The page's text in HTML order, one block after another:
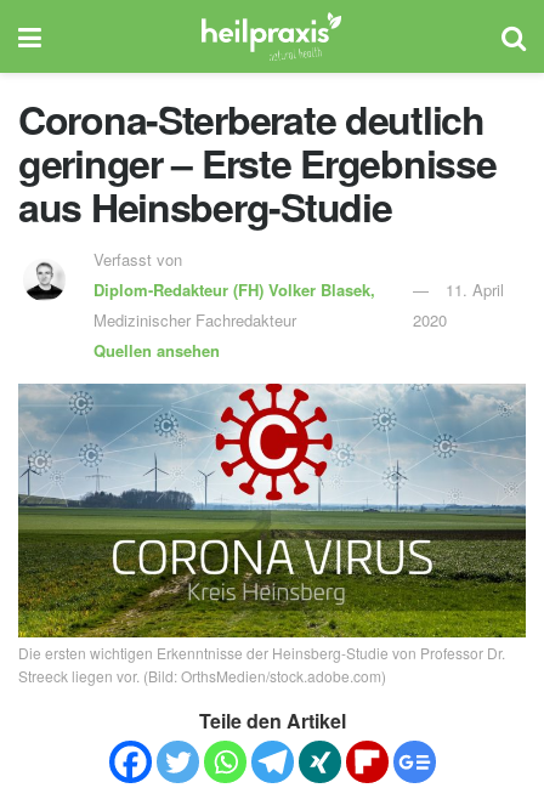
Corona-Sterberate deutlich
geringer – Erste Ergebnisse
aus Heinsberg-Studie
Verfasst von
Diplom-Redakteur (FH) Volker Blasek,
Medizinischer Fachredakteur
Quellen ansehen
11. April
2020
Die ersten wichtigen Erkenntnisse der Heinsberg-Studie von Professor Dr.
Streeck liegen vor. (Bild: OrthsMedien/stock.adobe.com)
Teile den Artikel